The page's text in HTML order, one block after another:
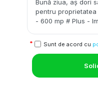
Sunt de acord cu